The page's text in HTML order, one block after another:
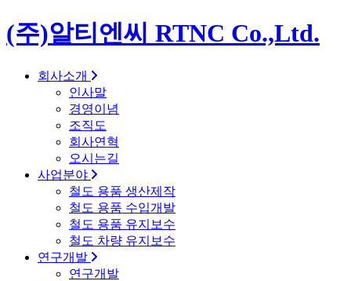
(주)알티엔씨 RTNC Co.,Ltd.
회사소개
인사말
경영이념
조직도
회사연혁
오시는길
사업분야
철도 용품 생산제작
철도 용품 수입개발
철도 용품 유지보수
철도 차량 유지보수
연구개발
연구개발